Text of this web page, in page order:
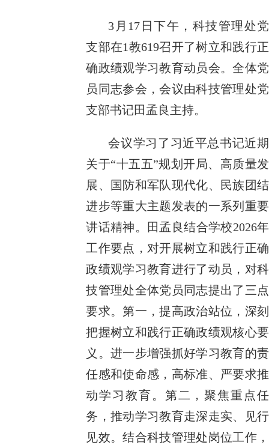
3月17日下午，科技管理处党
支部在1教619召开了树立和践行正
确政绩观学习教育动员会。全体党
员同志参会，会议由科技管理处党
支部书记田孟良主持。
会议学习了习近平总书记近期
关于“十五五”规划开局、高质量发
展、国防和军队现代化、民族团结
进步等重大主题发表的一系列重要
讲话精神。田孟良结合学校2026年
工作要点，对开展树立和践行正确
政绩观学习教育进行了动员，对科
技管理处全体党员同志提出了三点
要求。第一，提高政治站位，深刻
把握树立和践行正确政绩观核心要
义。进一步增强抓好学习教育的责
任感和使命感，高标准、严要求推
动学习教育。第二，聚焦重点任
务，推动学习教育走深走实、见行
见效。结合科技管理处岗位工作，